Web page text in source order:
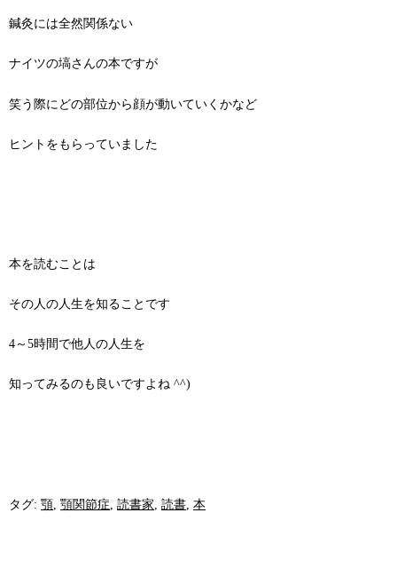
鍼灸には全然関係ない
ナイツの塙さんの本ですが
笑う際にどの部位から顔が動いていくかなど
ヒントをもらっていました
本を読むことは
その人の人生を知ることです
4～5時間で他人の人生を
知ってみるのも良いですよね ^^)
タグ: 顎 顎関節症 読書家 読書 本